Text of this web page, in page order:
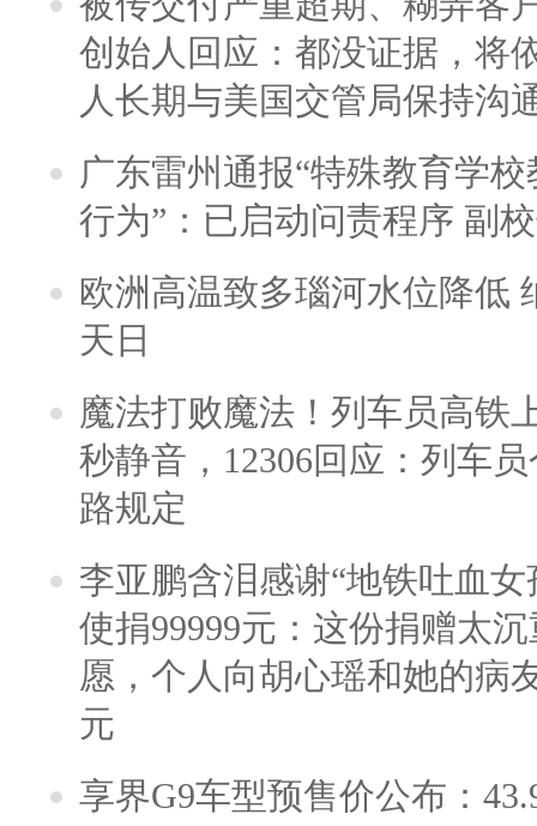
创始人回应：都没证据，将
人长期与美国交管局保持沟
广东雷州通报“特殊教育学
行为”：已启动问责程序 副
欧洲高温致多瑙河水位降低
天日
魔法打败魔法！列车员高铁
秒静音，12306回应：列车
路规定
李亚鹏含泪感谢“地铁吐血
使捐99999元：这份捐赠太
愿，个人向胡心瑶和她的病
元
享界G9车型预售价公布：